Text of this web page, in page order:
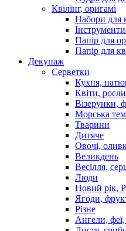
Квілінг, оригамі
Набори для
Інструменти
Папір для
Папір для
Декупаж
Серветки
Кухня,
Квіти,
Візерунки,
Морська
Тварини
Дитяче
Овочі,
Великдень
Весілля,
Люди
Новий рік,
Ягоди,
Різне
Ангели, феї,